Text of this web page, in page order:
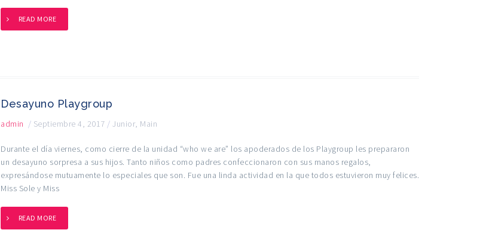
READ MORE
Desayuno Playgroup
admin / Septiembre 4, 2017 / Junior, Main
Durante el día viernes, como cierre de la unidad “who we are” los apoderados de los Playgroup les prepararon
un desayuno sorpresa a sus hijos. Tanto niños como padres confeccionaron con sus manos regalos,
expresándose mutuamente lo especiales que son. Fue una linda actividad en la que todos estuvieron muy felices.
Miss Sole y Miss
READ MORE